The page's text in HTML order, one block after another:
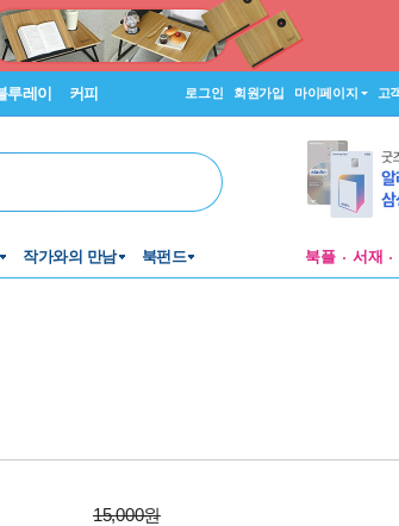
루레이 커피 로그인 회원가입 마이페이지 고
작가와의 만남 북펀드 북플 서재
15,000원